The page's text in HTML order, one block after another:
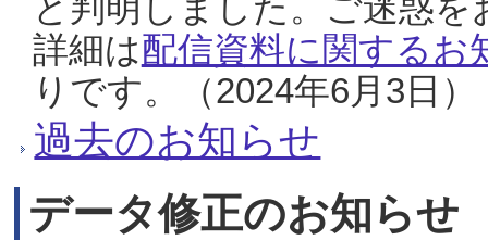
詳細は配信資料に関するお
りです。（2024年6月3日）
過去のお知らせ
データ修正のお知らせ